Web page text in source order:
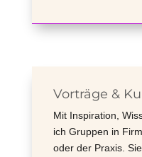
Vorträge &
Mit Inspiration,
ich Gruppen in
oder der Praxis.